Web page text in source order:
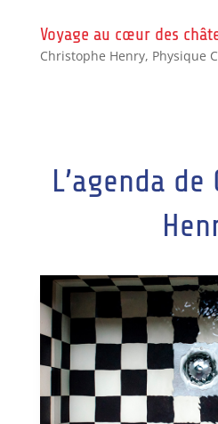
Voyage au cœur des
Christophe Henry, Physique
L’agenda